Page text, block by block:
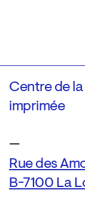
Centre de la
imprimée
—
Rue des
B-7100 La